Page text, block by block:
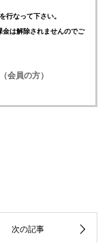
行なって下さい。
金は解除されませんのでご
（会員の方）